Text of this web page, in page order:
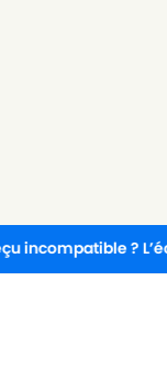
? L’échange